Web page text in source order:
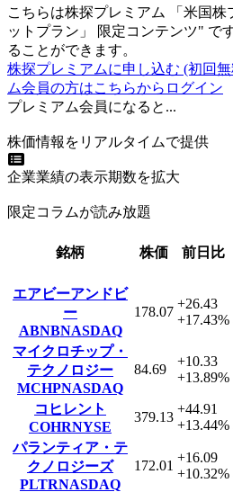
こちらは株探プレミアム 「 米国株
ットプラン 」 限定コンテンツ" で
ることができます。
株探プレミアムに申し込む (初回
ム会員の方はこちらからログイン
プレミアム会員になると...
株価情報をリアルタイムで提供
企業業績の表示期数を拡大
限定コラムが読み放題
銘柄 株価 前日比
エアビーアンドビ
ー
ABNBNASDAQ
178.07
+26.43
+17.43%
マイクロチップ・
テクノロジー
MCHPNASDAQ
84.69
+10.33
+13.89%
コヒレント
COHRNYSE
379.13
+44.91
+13.44%
パランティア・テ
クノロジーズ
PLTRNASDAQ
172.01
+16.09
+10.32%